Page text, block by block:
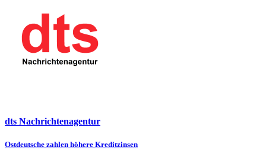
dts Nachrichtenagentur
Ostdeutsche zahlen höhere Kreditzinsen